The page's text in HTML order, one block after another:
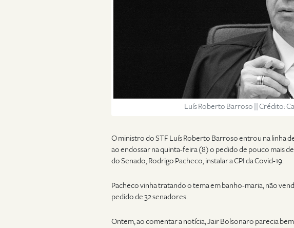
Luís Roberto Barroso || Crédito:
O ministro do STF Luís Roberto Barroso entrou na linha
ao endossar na quinta-feira (8) o pedido de pouco mais
do Senado, Rodrigo Pacheco, instalar a CPI da Covid-19.
Pacheco vinha tratando o tema em banho-maria, não
pedido de 32 senadores.
Ontem, ao comentar a notícia, Jair Bolsonaro parecia